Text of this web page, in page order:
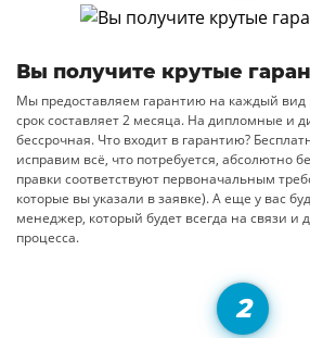
Вы получите крутые
Мы предоставляем гарантию на каждый
срок составляет 2 месяца. На дипломные и
бессрочная. Что входит в гарантию?
исправим всё, что потребуется, абсолютно
правки соответствуют первоначальным
которые вы указали в заявке). А еще у вас
менеджер, который будет всегда на связи и
процесса.